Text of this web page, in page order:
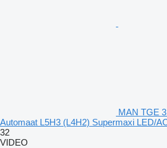
MAN TGE
Automaat L5H3 (L4H2) Supermaxi LED/
32
VIDEO